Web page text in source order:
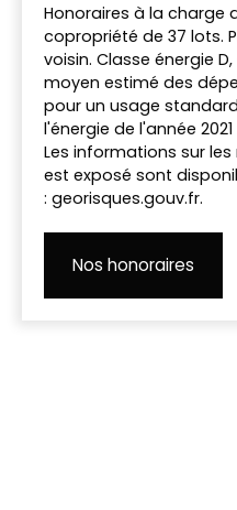
Honoraires à la charge
copropriété de 37 lots.
voisin. Classe énergie
moyen estimé des
pour un usage
l'énergie de l'année
Les informations sur
est exposé sont
: georisques.gouv.fr.
Nos honoraires